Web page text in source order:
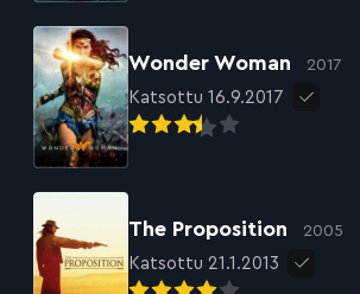
Wonder Woman 2017
Katsottu 16.9.2017
The Proposition 2005
Katsottu 21.1.2013